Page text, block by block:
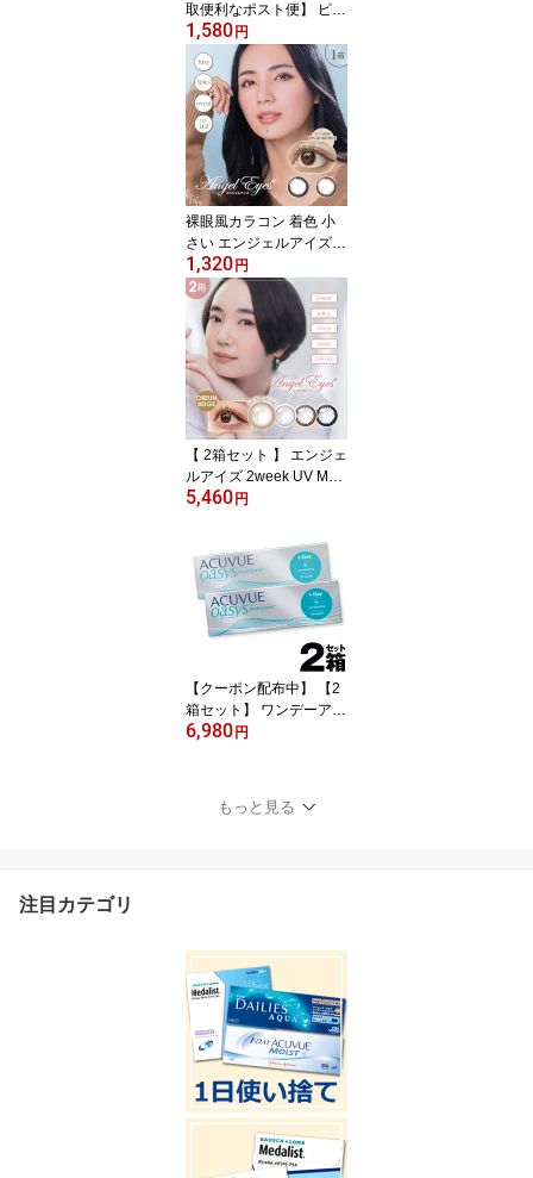
取便利なポスト便】 ピュ
アアイズワンデー M 30
枚入 | ワンデイコンタク
ト コンタクトレンズ ワ
ンデー コンタクト ワン
デー 1デイ 1day クリア
レンズ クリア コンタク
ト 高含水 ワンデイ ピュ
ア アイズ Pure Eyes 1da
y 【ネコポス専用】
1,580 円
裸眼風カラコン 着色 小
さい エンジェルアイズ
ワンデー UVモイスト 10
枚入 | サークルレンズ ワ
ンデー お試し 度あり 度
なし コンタクト ワンデ
ー カラーコンタクトレン
ズワンデイー 1day 小さ
め 直径 ナチュラル 低含
水 黒フチ 黒目 大きくな
る【ネコポス専用】
1,320 円
【 2箱セット 】 エンジェ
ルアイズ 2week UV Mois
t 6枚入 | 2ウィークコン
ーウィークカラコン 小さ
め カラコン 2week 12.8
安全 コンタクト コンタ
クトレンズ カラーコンタ
クト 度あり 近視用 度な
し サークルレンズ 低含
水 グレー ブラウン ブラ
ック
5,460 円
【クーポン配布中】 【2
箱セット】 ワンデーアキ
ュビューオアシス 30枚 |
ス オアシスアキュビュー
1day ワンデイ コンタク
6,980 円
もっと見る
注目カテゴリ